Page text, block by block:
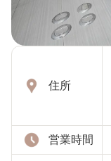
住所
営業時間